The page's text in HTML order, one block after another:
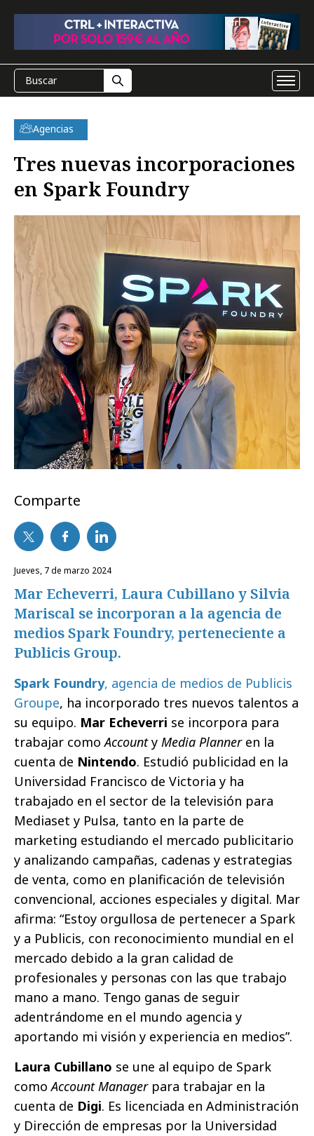
Agencias
Tres nuevas incorporaciones
en Spark Foundry
Comparte
jueves, 7 de marzo 2024
Mar Echeverri, Laura Cubillano y Silvia
Mariscal se incorporan a la agencia de
medios Spark Foundry, perteneciente a
Publicis Group.
Spark Foundry, agencia de medios de Publicis
Groupe, ha incorporado tres nuevos talentos a
su equipo. Mar Echeverri se incorpora para
trabajar comoAccounty Media Planneren la
cuenta de Nintendo. Estudió publicidad en la
Universidad Francisco de Victoria y ha
trabajado en el sector de la televisión para
Mediaset y Pulsa, tanto en la parte de
marketing estudiando el mercado publicitario
y analizando campañas, cadenas y estrategias
de venta, como en planificación de televisión
convencional, acciones especiales y digital. Mar
afirma: “Estoy orgullosa de pertenecer a Spark
y a Publicis, con reconocimiento mundial en el
mercado debido a la gran calidad de
profesionales y personas con las que trabajo
mano a mano. Tengo ganas de seguir
adentrándome en el mundo agencia y
aportando mi visión y experiencia en medios”.
Laura Cubillano se une al equipo de Spark
comoAccount Managerpara trabajar en la
cuenta de Digi. Es licenciada en Administración
y Dirección de empresas por la Universidad